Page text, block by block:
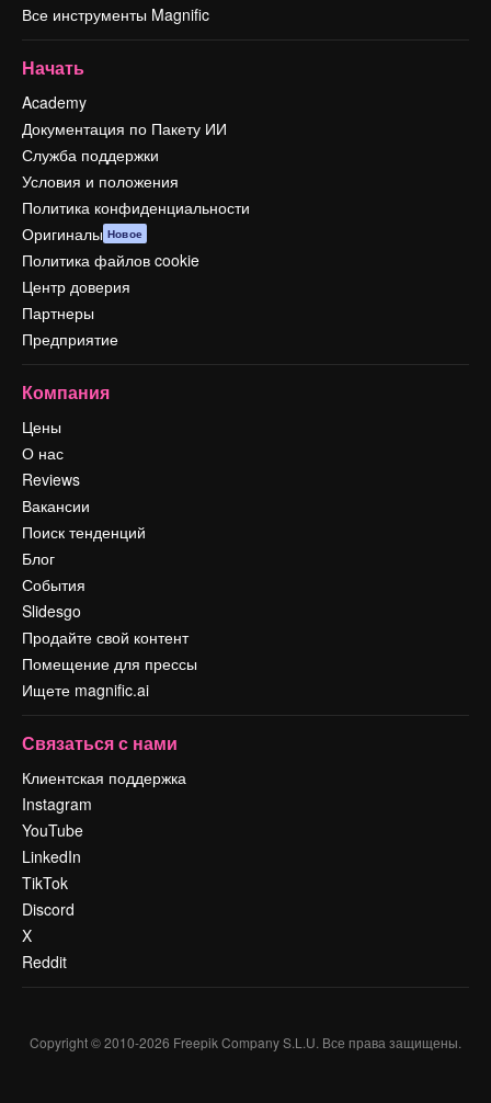
Все инструменты Magnific
Начать
Academy
Документация по Пакету ИИ
Служба поддержки
Условия и положения
Политика конфиденциальности
Оригиналы Новое
Политика файлов cookie
Центр доверия
Партнеры
Предприятие
Компания
Цены
О нас
Reviews
Вакансии
Поиск тенденций
Блог
События
Slidesgo
Продайте свой контент
Помещение для прессы
Ищете magnific.ai
Связаться с нами
Клиентская поддержка
Instagram
YouTube
LinkedIn
TikTok
Discord
X
Reddit
Copyright © 2010-2026 Freepik Company S.L.U. Все права защищены.